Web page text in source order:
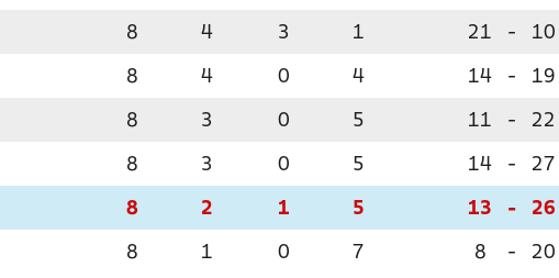
8 4 3 1 21 - 10
8 4 0 4 14 - 19
8 3 0 5 11 - 22
8 3 0 5 14 - 27
8 2 1 5 13 - 26
8 1 0 7 8 - 20